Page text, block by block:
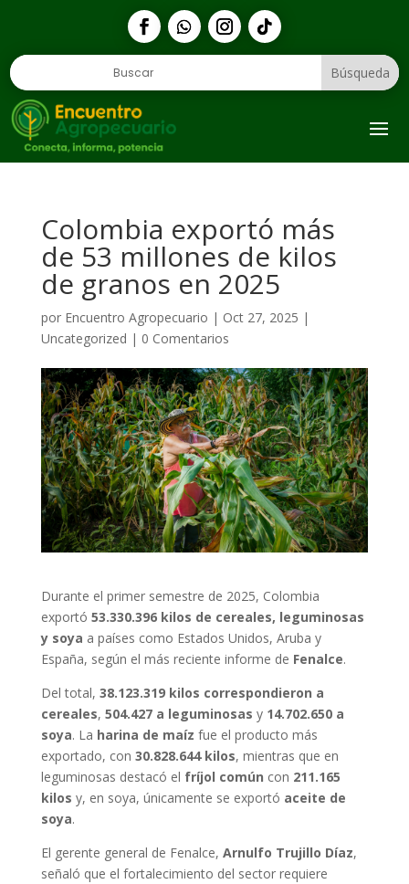
Colombia exportó más
de 53 millones de kilos
de granos en 2025
por Encuentro Agropecuario | Oct 27, 2025 |
Uncategorized | 0 Comentarios
Durante el primer semestre de 2025, Colombia
exportó 53.330.396 kilos de cereales, leguminosas
y soya a países como Estados Unidos, Aruba y
España, según el más reciente informe de Fenalce.
Del total, 38.123.319 kilos correspondieron a
cereales, 504.427 a leguminosas y 14.702.650 a
soya. La harina de maíz fue el producto más
exportado, con 30.828.644 kilos, mientras que en
leguminosas destacó el fríjol común con 211.165
kilos y, en soya, únicamente se exportó aceite de
soya.
El gerente general de Fenalce, Arnulfo Trujillo Díaz,
señaló que el fortalecimiento del sector requiere